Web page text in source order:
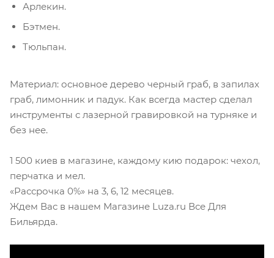
Арлекин.
Бэтмен.
Тюльпан.
Материал: основное дерево черный граб, в запилах
граб, лимонник и падук. Как всегда мастер сделал
инструменты с лазерной гравировкой на турняке и
без нее.
1 500 киев в магазине, каждому кию подарок: чехол,
перчатка и мел.
«Рассрочка 0%» на 3, 6, 12 месяцев.
Ждем Вас в нашем Магазине Luza.ru Все Для
Бильярда.